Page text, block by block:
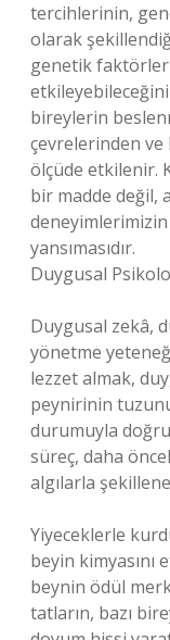
tercihlerinin,
olarak
genetik
bireylerin
çevrelerinden
ölçüde etkilenir.
bir madde değil,
deneyimlerimizin
yansımasıdır.
Duygusal
Duygusal zekâ,
yönetme
lezzet almak,
peynirinin
durumuyla
süreç, daha
algılarla
Yiyeceklerle
beyin kimyasını
beynin ödül
tatların, bazı